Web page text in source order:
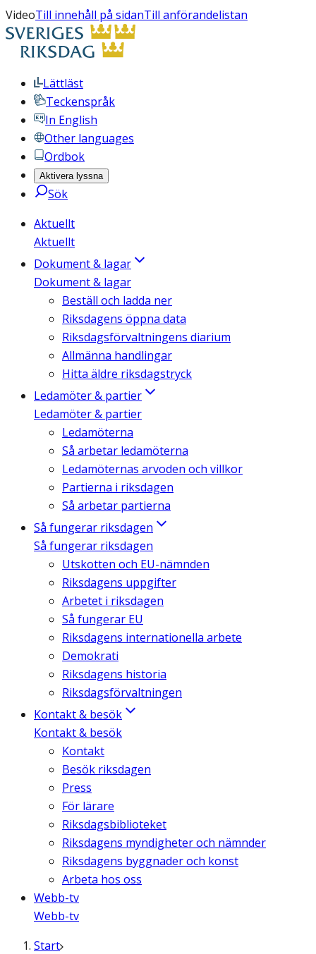
VideoTill innehåll på sidanTill anförandelistan
Lättläst
Teckenspråk
In English
Other languages
Ordbok
Aktivera lyssna
Sök
Aktuellt
Aktuellt
Dokument & lagar
Dokument & lagar
Beställ och ladda ner
Riksdagens öppna data
Riksdagsförvaltningens diarium
Allmänna handlingar
Hitta äldre riksdagstryck
Ledamöter & partier
Ledamöter & partier
Ledamöterna
Så arbetar ledamöterna
Ledamöternas arvoden och villkor
Partierna i riksdagen
Så arbetar partierna
Så fungerar riksdagen
Så fungerar riksdagen
Utskotten och EU-nämnden
Riksdagens uppgifter
Arbetet i riksdagen
Så fungerar EU
Riksdagens internationella arbete
Demokrati
Riksdagens historia
Riksdagsförvaltningen
Kontakt & besök
Kontakt & besök
Kontakt
Besök riksdagen
Press
För lärare
Riksdagsbiblioteket
Riksdagens myndigheter och nämnder
Riksdagens byggnader och konst
Arbeta hos oss
Webb-tv
Webb-tv
Start